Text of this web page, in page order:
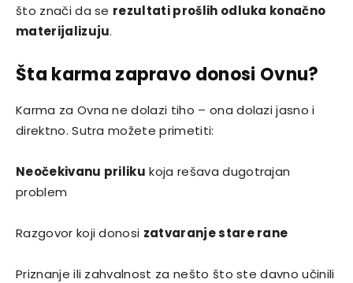
što znači da se rezultati prošlih odluka konačno
materijalizuju.
Šta karma zapravo donosi Ovnu?
Karma za Ovna ne dolazi tiho – ona dolazi jasno i
direktno. Sutra možete primetiti:
Neočekivanu priliku koja rešava dugotrajan
problem
Razgovor koji donosi zatvaranje stare rane
Priznanje ili zahvalnost za nešto što ste davno učinili